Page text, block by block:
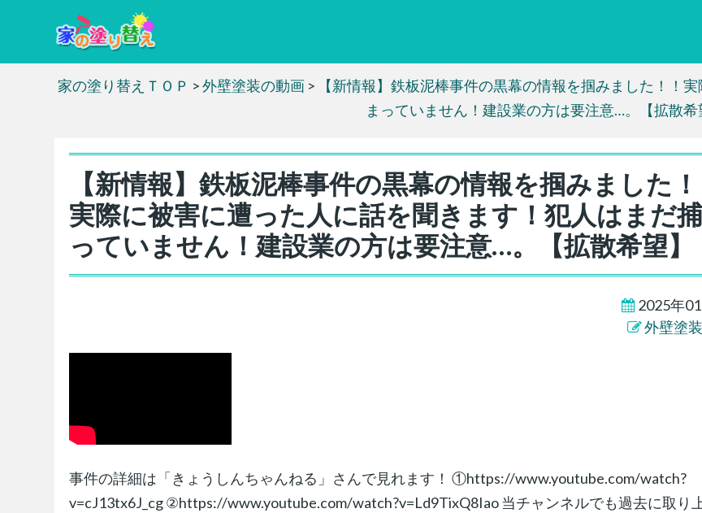
家の塗り替えＴＯＰ >外壁塗装の動画 >
【新情報】鉄板泥棒事件の黒幕の情報を掴みました！！
まっていません！建設業の方は要注意…。【拡散希
【新情報】鉄板泥棒事件の黒幕の情報を掴みました！
実際に被害に遭った人に話を聞きます！犯人はまだ
っていません！建設業の方は要注意…。【拡散希望】
2025年
外壁塗
事件の詳細は「きょうしんちゃんねる」さんで見れます！ ①https://www.youtube.com/watch?
v=cJ13tx6J_cg ②https://www.youtube.com/watch?v=Ld9TixQ8Iao 当チャンネルでも過去に取り